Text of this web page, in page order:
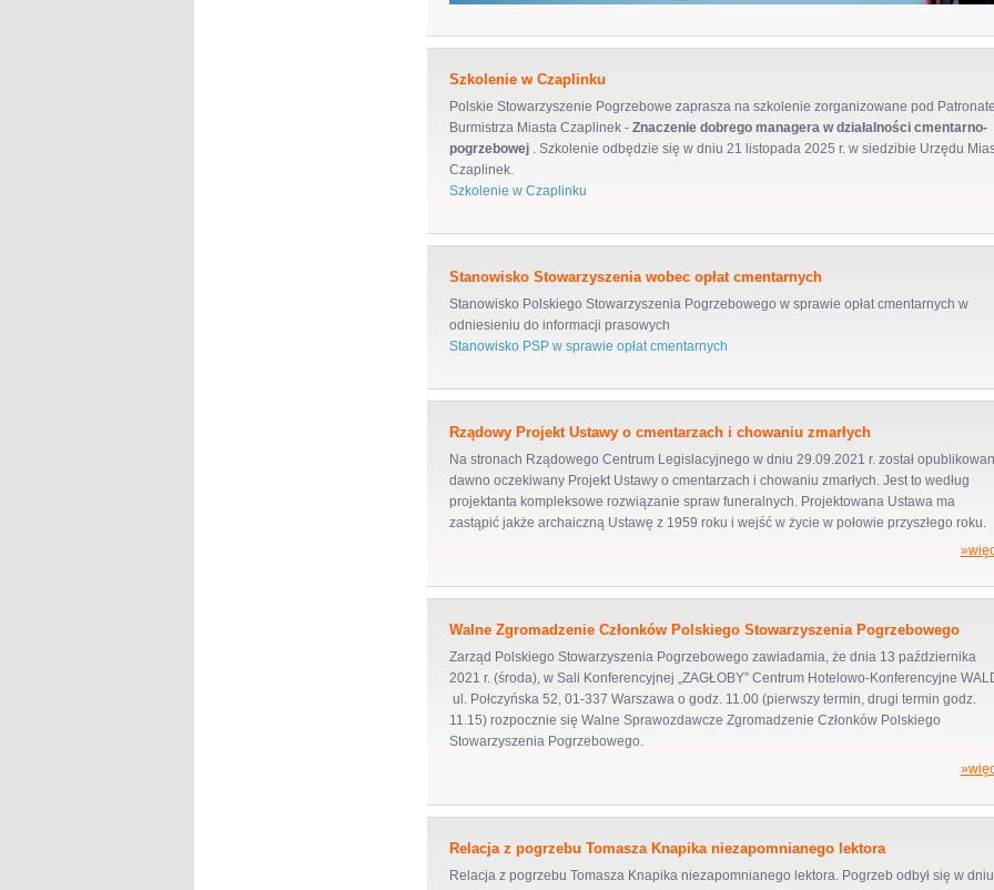
Szkolenie w Czaplinku
Polskie Stowarzyszenie Pogrzebowe zaprasza na szkolenie zorganizowane pod
Burmistrza Miasta Czaplinek - Znaczenie dobrego managera w działalności cmentarno-
pogrzebowej. Szkolenie odbędzie się w dniu 21 listopada 2025 r. w siedzibie Urzędu
Czaplinek.
Szkolenie w Czaplinku
Stanowisko Stowarzyszenia wobec opłat cmentarnych
Stanowisko Polskiego Stowarzyszenia Pogrzebowego w sprawie opłat cmentarnych w
odniesieniu do informacji prasowych
Stanowisko PSP w sprawie opłat cmentarnych
Rządowy Projekt Ustawy o cmentarzach i chowaniu zmarłych
Na stronach Rządowego Centrum Legislacyjnego w dniu 29.09.2021 r. został
dawno oczekiwany Projekt Ustawy o cmentarzach i chowaniu zmarłych. Jest to według
projektanta kompleksowe rozwiązanie spraw funeralnych. Projektowana Ustawa ma
zastąpić jakże archaiczną Ustawę z 1959 roku i wejść w życie w połowie przyszłego roku.
Walne Zgromadzenie Członków Polskiego Stowarzyszenia Pogrzebowego
Zarząd Polskiego Stowarzyszenia Pogrzebowego zawiadamia, że dnia 13 października
2021 r. (środa), w Sali Konferencyjnej „ZAGŁOBY” Centrum Hotelowo-Konferencyjne
ul. Połczyńska 52, 01-337 Warszawa o godz. 11.00 (pierwszy termin, drugi termin godz.
11.15) rozpocznie się Walne Sprawozdawcze Zgromadzenie Członków Polskiego
Stowarzyszenia Pogrzebowego.
Relacja z pogrzebu Tomasza Knapika niezapomnianego lektora
Relacja z pogrzebu Tomasza Knapika niezapomnianego lektora. Pogrzeb odbył się w dniu